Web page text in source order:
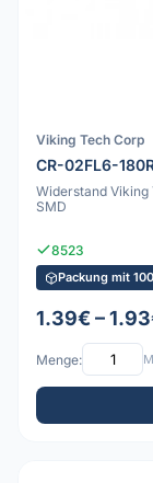
Viking Tech Corp
CR-02FL6-
Widerstand Viking
SMD
8523
Packung mit
1.39€ –
Menge: